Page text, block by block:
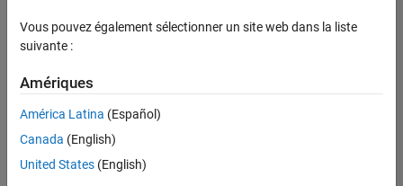
Globalisation
Ingénierie des versions
Actuellement,
aucune
offre
d'emploi
Vous pouvez également sélectionner un site web dans la liste
suivante :
Amériques
América Latina (Español)
Canada (English)
United States (English)